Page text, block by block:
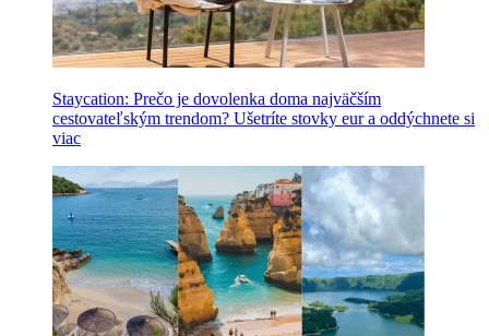
Staycation: Prečo je dovolenka doma najväčším
cestovateľským trendom? Ušetríte stovky eur a oddýchnete si
viac